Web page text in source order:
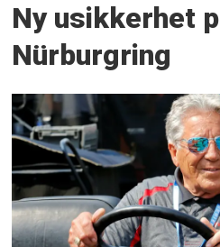
Ny usikkerhet
Nürburgring